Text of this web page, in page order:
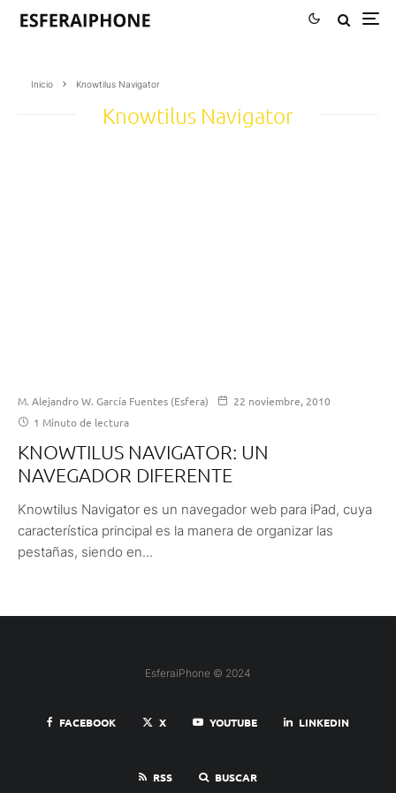
Inicio Knowtilus Navigator
Knowtilus Navigator
M. Alejandro W. García Fuentes (Esfera)
22 noviembre, 2010
1 Minuto de lectura
KNOWTILUS NAVIGATOR: UN
NAVEGADOR DIFERENTE
Knowtilus Navigator es un navegador web para iPad, cuya
característica principal es la manera de organizar las
pestañas, siendo en...
EsferaiPhone © 2024
FACEBOOK X YOUTUBE LINKEDIN
RSS BUSCAR